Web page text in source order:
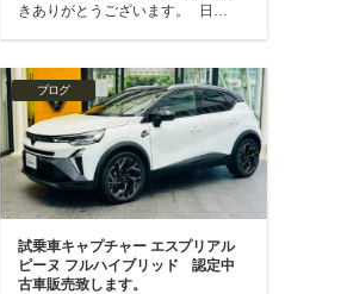
きありがとうございます。 日…
ブログ
試乗車キャプチャー エスプリアル
ピーヌ フルハイブリッド 認定中
古車販売致します。